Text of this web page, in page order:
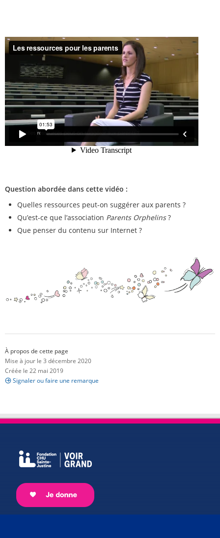
Question abordée dans cette vidéo :
Quelles ressources peut-on suggérer aux parents ?
Qu’est-ce que l’association Parents Orphelins?
Que penser du contenu sur Internet ?
À propos de cette page
Mise à jour le 3 décembre 2020
Créée le 22 mai 2019
Signaler ou faire une remarque